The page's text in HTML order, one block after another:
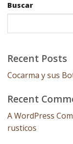
Buscar
Recent Posts
Cocarma y sus
Recent
A WordPress
rusticos